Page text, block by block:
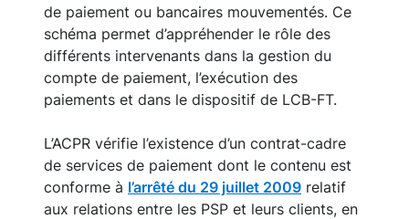
de paiement ou bancaires mouvementés. Ce
schéma permet d’appréhender le rôle des
différents intervenants dans la gestion du
compte de paiement, l’exécution des
paiements et dans le dispositif de LCB-FT.
L’ACPR vérifie l’existence d’un contrat-cadre
de services de paiement dont le contenu est
conforme à l’arrêté du 29 juillet 2009 relatif
aux relations entre les PSP et leurs clients, en